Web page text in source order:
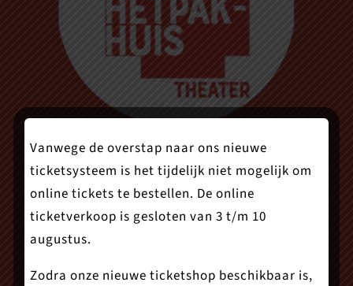
Theater Het Pakhuis
Vanwege de overstap naar ons nieuwe
ticketsysteem is het tijdelijk niet mogelijk om
online tickets te bestellen. De online
ticketverkoop is gesloten van 3 t/m 10
augustus.
Zodra onze nieuwe ticketshop beschikbaar is,